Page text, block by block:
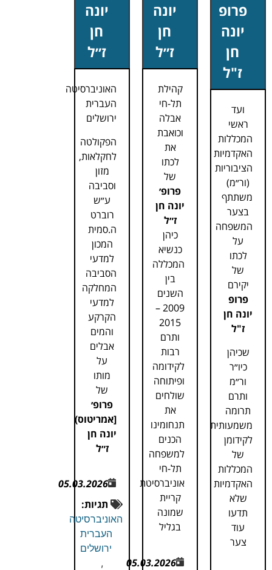
פרופ
יונה
חן
ז"ל
ועד
ראשי
המכללות
האקדמיות
הציבוריות
(ור״מ)
משתתף
בצער
המשפחה
על
לכתו
של
יקירם
פרופ
יונה חן
ז"ל
שכיהן
כיו״ר
ור״מ
ותרם
תרומה
משמעותית
לקידומן
של
המכללות
האקדמיות
שלא
תדעו
עוד
צער
יונה
חן
ז״ל
קהילת
תל-חי
אבלה
וכואבת
את
לכתו
של
פרופ׳
יונה חן
ז״ל
כיהן
כנשיא
המכללה
בין
השנים
2009 –
2015
ותרם
רבות
לקידומה
ופיתוחה
שולחים
את
תנחומינו
הכנים
למשפחה
תל-חי
אוניברסיטת
קריית
שמונה
בגליל
05.03.2026
יונה
חן
ז״ל
האוניברסיטה
העברית
ירושלים
הפקולטה
לחקלאות,
מזון
וסביבה
ע״ש
רוברט
ה.סמית
המכון
למדעי
הסביבה
המחלקה
למדעי
הקרקע
והמים
אבלים
על
מותו
של
פרופ׳
[אמריטוס)
יונה חן
ז״ל
05.03.2026
תגיות:
האוניברסיטה
העברית
ירושלים
,